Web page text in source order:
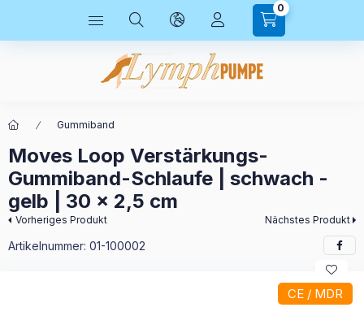
0
Gummiband
Moves Loop Verstärkungs-
Gummiband-Schlaufe | schwach -
gelb | 30 x 2,5 cm
Vorheriges Produkt Nächstes Produkt
Artikelnummer: 01-100002
CE / MDR